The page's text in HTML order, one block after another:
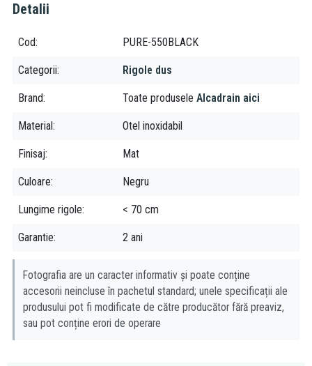
Detalii
Cod PURE-550BLACK
Categorii Rigole dus
Brand Toate produsele Alcadrain aici
Material Otel inoxidabil
Finisaj Mat
Culoare Negru
Lungime rigole < 70 cm
Garantie 2 ani
Fotografia are un caracter informativ și poate conține
accesorii neincluse în pachetul standard; unele specificații ale
produsului pot fi modificate de către producător fără preaviz,
sau pot conține erori de operare